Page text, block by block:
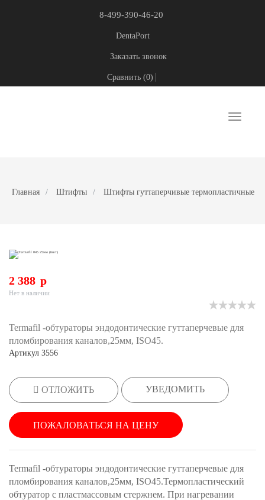
8-499-390-46-20
DentaPort
Заказать звонок
Сравнить (0)
Toggle
Главная Штифты Штифты гуттаперчивые термопластичные
2 388 p
Нет в наличии
Termafil -обтураторы эндодонтические гуттаперчевые для
пломбирования каналов,25мм, ISO45.
Артикул 3556
ОТЛОЖИТЬ УВЕДОМИТЬ
ПОЖАЛОВАТЬСЯ НА ЦЕНУ
Termafil -обтураторы эндодонтические гуттаперчевые для
пломбирования каналов,25мм, ISO45.Термопластический
обтуратор с пластмассовым стержнем. При нагревании